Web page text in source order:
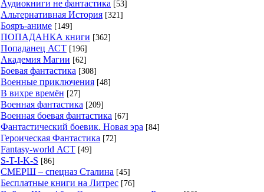
Аудиокниги не фантастика [53]
Альтернативная История [321]
Бояръ-аниме [149]
ПОПАДАНКА книги [362]
Попаданец АСТ [196]
Академия Магии [62]
Боевая фантастика [308]
Военные приключения [48]
В вихре времён [27]
Военная фантастика [209]
Военная боевая фантастика [67]
Фантастический боевик. Новая эра [84]
Героическая Фантастика [72]
Fantasy-world АСТ [49]
S-T-I-K-S [86]
СМЕРШ – спецназ Сталина [45]
Бесплатные книги на Литрес [76]